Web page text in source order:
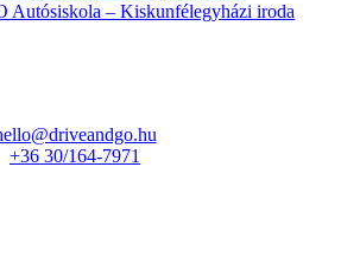
Autósiskola – Kiskunfélegyházi iroda
+36 30/164-7971